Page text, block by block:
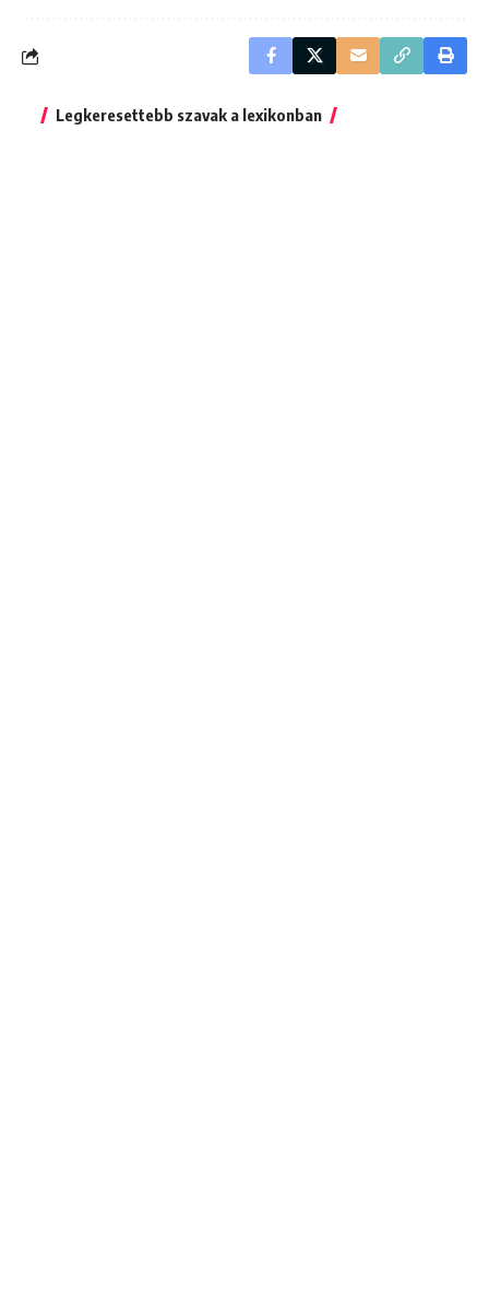
Legkeresettebb szavak a lexikonban